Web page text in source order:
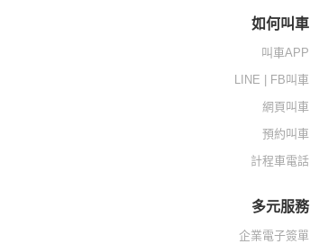
如何叫車
叫車APP
LINE | FB叫車
網頁叫車
預約叫車
計程車電話
多元服務
企業電子簽單